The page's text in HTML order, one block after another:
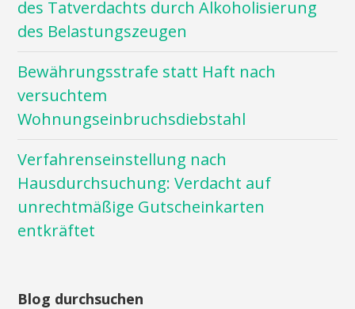
des Tatverdachts durch Alkoholisierung
des Belastungszeugen
Bewährungsstrafe statt Haft nach
versuchtem
Wohnungseinbruchsdiebstahl
Verfahrenseinstellung nach
Hausdurchsuchung: Verdacht auf
unrechtmäßige Gutscheinkarten
entkräftet
Blog durchsuchen